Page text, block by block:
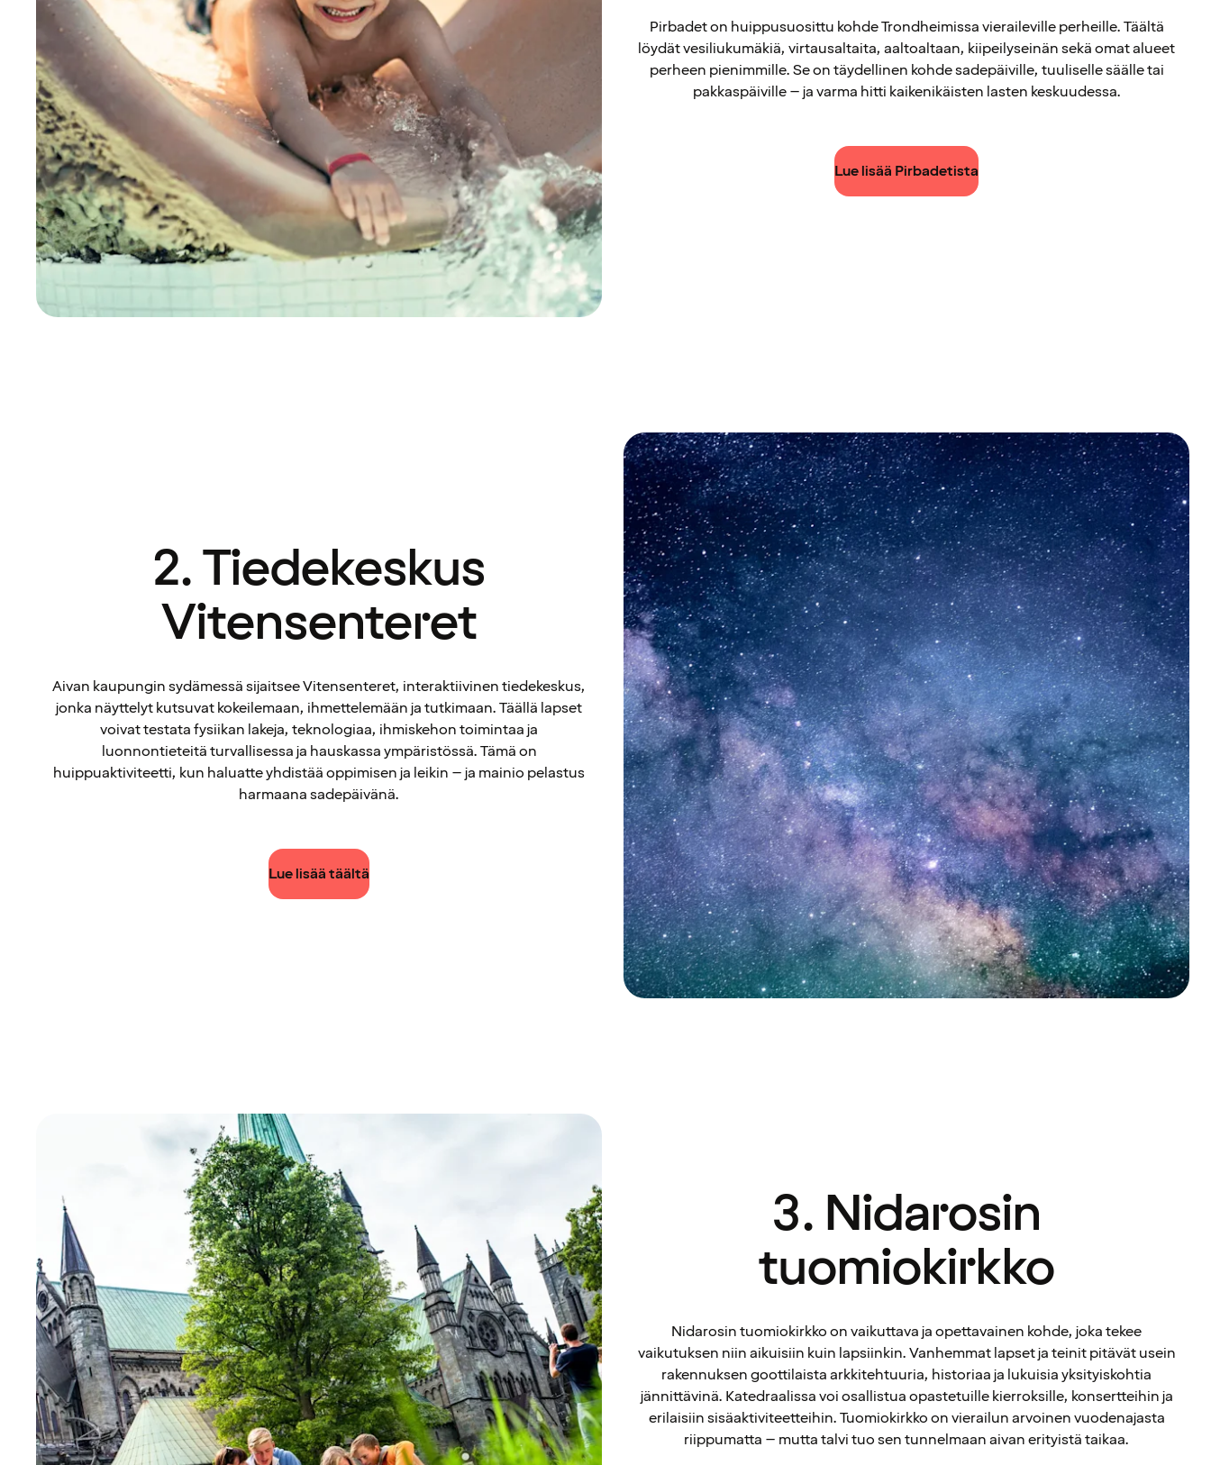
Pirbadet on huippusuosittu kohde Trondheimissa vieraileville perheille. Täältä
löydät vesiliukumäkiä, virtausaltaita, aaltoaltaan, kiipeilyseinän sekä omat alueet
perheen pienimmille. Se on täydellinen kohde sadepäiville, tuuliselle säälle tai
pakkaspäiville – ja varma hitti kaikenikäisten lasten keskuudessa.
Lue lisää Pirbadetista
2. Tiedekeskus
Vitensenteret
Aivan kaupungin sydämessä sijaitsee Vitensenteret, interaktiivinen tiedekeskus,
jonka näyttelyt kutsuvat kokeilemaan, ihmettelemään ja tutkimaan. Täällä lapset
voivat testata fysiikan lakeja, teknologiaa, ihmiskehon toimintaa ja
luonnontieteitä turvallisessa ja hauskassa ympäristössä. Tämä on
huippuaktiviteetti, kun haluatte yhdistää oppimisen ja leikin – ja mainio pelastus
harmaana sadepäivänä.
Lue lisää täältä
3. Nidarosin
tuomiokirkko
Nidarosin tuomiokirkko on vaikuttava ja opettavainen kohde, joka tekee
vaikutuksen niin aikuisiin kuin lapsiinkin. Vanhemmat lapset ja teinit pitävät usein
rakennuksen goottilaista arkkitehtuuria, historiaa ja lukuisia yksityiskohtia
jännittävinä. Katedraalissa voi osallistua opastetuille kierroksille, konsertteihin ja
erilaisiin sisäaktiviteetteihin. Tuomiokirkko on vierailun arvoinen vuodenajasta
riippumatta – mutta talvi tuo sen tunnelmaan aivan erityistä taikaa.